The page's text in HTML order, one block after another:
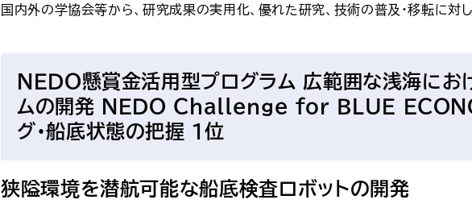
国内外の学協会等から、研究成果の実用化、優れた研究、技術の普及・移転に対
ＮＥＤＯ懸賞金活用型プログラム 広範囲な浅海にお
ムの開発 ＮＥＤＯ Ｃｈａｌｌｅｎｇｅ ｆｏｒ ＢＬＵＥ Ｅ
グ・船底状態の把握 1位
狭隘環境を潜航可能な船底検査ロボットの開発